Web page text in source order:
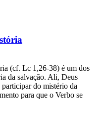
(cf. Lc 1,26-38) é um dos
da salvação. Ali, Deus
do mistério da
para que o Verbo se